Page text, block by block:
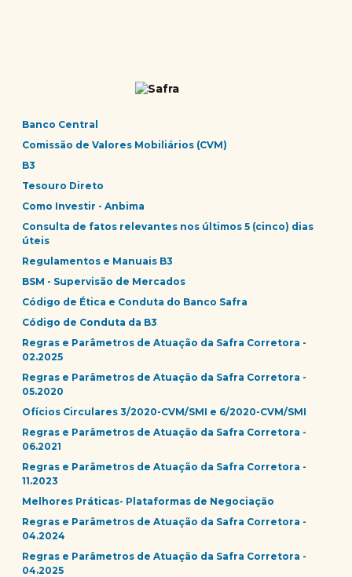
Banco Central
Comissão de Valores Mobiliários (CVM)
B3
Tesouro Direto
Como Investir - Anbima
Consulta de fatos relevantes nos últimos 5 (cinco) dias
úteis
Regulamentos e Manuais B3
BSM - Supervisão de Mercados
Código de Ética e Conduta do Banco Safra
Código de Conduta da B3
Regras e Parâmetros de Atuação da Safra Corretora -
02.2025
Regras e Parâmetros de Atuação da Safra Corretora -
05.2020
Ofícios Circulares 3/2020-CVM/SMI e 6/2020-CVM/SMI
Regras e Parâmetros de Atuação da Safra Corretora -
06.2021
Regras e Parâmetros de Atuação da Safra Corretora -
11.2023
Melhores Práticas- Plataformas de Negociação
Regras e Parâmetros de Atuação da Safra Corretora -
04.2024
Regras e Parâmetros de Atuação da Safra Corretora -
04.2025